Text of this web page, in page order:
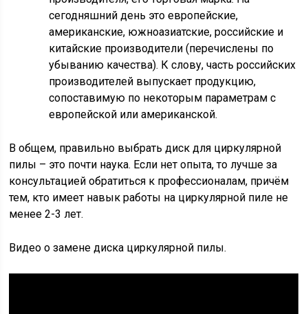
сегодняшний день это европейские,
американские, южноазиатские, российские и
китайские производители (перечислены по
убыванию качества). К слову, часть российских
производителей выпускает продукцию,
сопоставимую по некоторым параметрам с
европейской или американской.
В общем, правильно выбрать диск для циркулярной
пилы – это почти наука. Если нет опыта, то лучше за
консультацией обратиться к профессионалам, причём
тем, кто имеет навык работы на циркулярной пиле не
менее 2-3 лет.
Видео о замене диска циркулярной пилы.